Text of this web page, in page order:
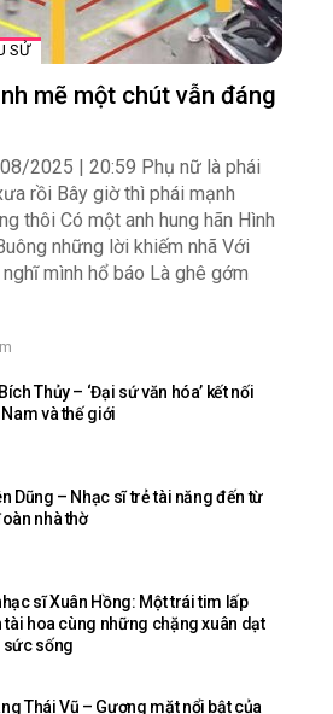
SỬ
mẽ một chút vẫn đáng
2025 | 20:59 Phụ nữ là phái
rồi Bây giờ thì phái mạnh
thôi Có một anh hung hãn Hình
những lời khiếm nhã Với
mình hổ báo Là ghê gớm
Thủy – ‘Đại sứ văn hóa’ kết nối
và thế giới
Dũng – Nhạc sĩ trẻ tài năng đến từ
nhà thờ
sĩ Xuân Hồng: Một trái tim lấp
tài hoa cùng những chặng xuân dạt
sức sống
Thái Vũ – Gương mặt nổi bật của